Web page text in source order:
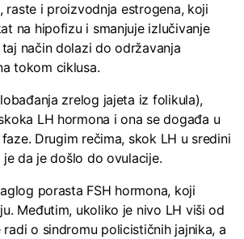
raste i proizvodnja estrogena, koji
na hipofizu i smanjuje izlučivanje
taj način dolazi do održavanja
tokom ciklusa.
zrelog jajeta iz folikula),
LH hormona i ona se događa u
Drugim rečima, skok LH u sredini
da je došlo do ovulacije.
porasta FSH hormona, koji
Međutim, ukoliko je nivo LH viši od
radi o sindromu policističnih jajnika, a